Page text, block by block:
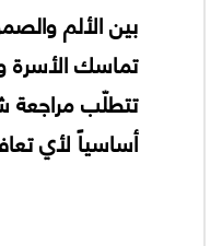
بين الألم
تماسك الأسرة
تتطلّب مراجعة
أساسياً لأي